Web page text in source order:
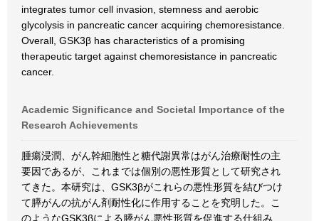
integrates tumor cell invasion, stemness and aerobic
glycolysis in pancreatic cancer acquiring chemoresistance.
Overall, GSK3β has characteristics of a promising
therapeutic target against chemoresistance in pancreatic
cancer.
Academic Significance and Societal Importance of the
Research Achievements
腫瘍浸潤、がん幹細胞性と糖代謝異常はがん治療耐性の主
要因であるが、これまでは個別の悪性形質として研究され
てきた。本研究は、GSK3βがこれらの悪性形質を結びつけ
て膵がんの抗がん剤耐性化に作用することを究明した。こ
のようなGSK3βによる膵がん悪性形質を促進する仕組み